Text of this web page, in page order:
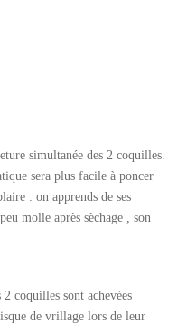
simultanée des 2 coquilles.
sera plus facile à poncer
: on apprends de ses
molle après sèchage , son
coquilles sont achevées
de vrillage lors de leur